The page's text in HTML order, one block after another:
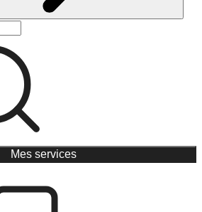
Mes services